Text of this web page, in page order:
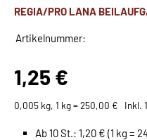
REGIA/PRO LANA
Artikelnummer:
1,25 €
0,005 kg, 1 kg = 250,00 € Inkl.
Ab 10 St.: 1,20 € (1 kg =